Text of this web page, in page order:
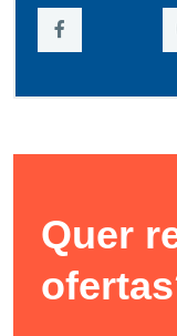
Quer